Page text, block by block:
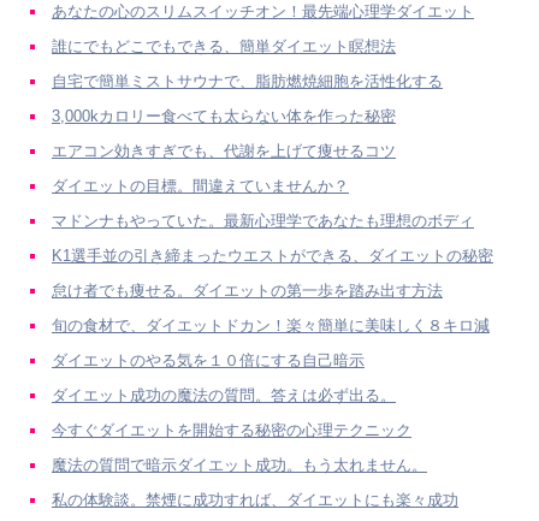
あなたの心のスリムスイッチオン！最先端心理学ダイエット
誰にでもどこでもできる、簡単ダイエット瞑想法
自宅で簡単ミストサウナで、脂肪燃焼細胞を活性化する
3,000kカロリー食べても太らない体を作った秘密
エアコン効きすぎでも、代謝を上げて痩せるコツ
ダイエットの目標。間違えていませんか？
マドンナもやっていた。最新心理学であなたも理想のボディ
K1選手並の引き締まったウエストができる、ダイエットの秘密
怠け者でも痩せる。ダイエットの第一歩を踏み出す方法
旬の食材で、ダイエットドカン！楽々簡単に美味しく８キロ減
ダイエットのやる気を１０倍にする自己暗示
ダイエット成功の魔法の質問。答えは必ず出る。
今すぐダイエットを開始する秘密の心理テクニック
魔法の質問で暗示ダイエット成功。もう太れません。
私の体験談。禁煙に成功すれば、ダイエットにも楽々成功